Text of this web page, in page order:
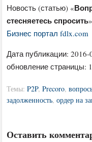
Новость (статью) «
стесняетесь спросить
Бизнес портал fdlx.com
Дата публикации:2016-
обновление страницы:
Темы:P2P,Precoro,
задолженность,ордер на
Оставить